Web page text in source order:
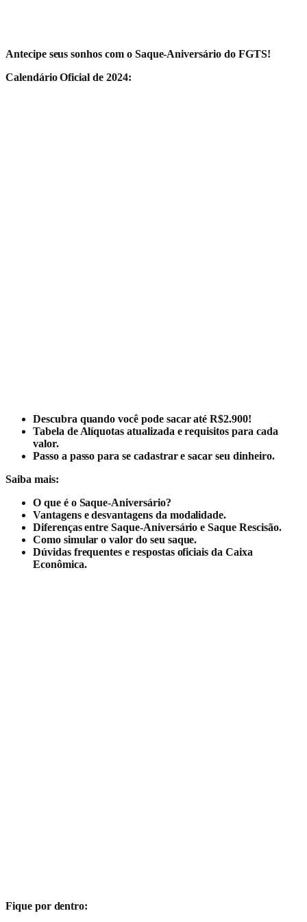
Antecipe seus sonhos com o Saque-Aniversário do FGTS!
Calendário Oficial de 2024:
Descubra quando você pode sacar até R$2.900!
Tabela de Alíquotas atualizada e requisitos para cada
valor.
Passo a passo para se cadastrar e sacar seu dinheiro.
Saiba mais:
O que é o Saque-Aniversário?
Vantagens e desvantagens da modalidade.
Diferenças entre Saque-Aniversário e Saque Rescisão.
Como simular o valor do seu saque.
Dúvidas frequentes e respostas oficiais da Caixa
Econômica.
Fique por dentro: